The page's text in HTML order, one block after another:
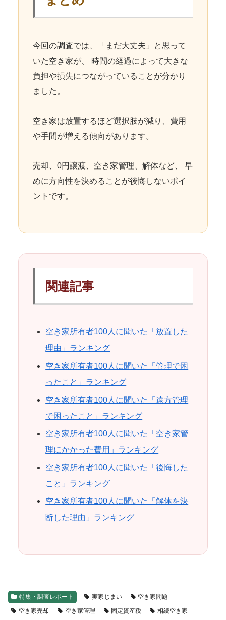
今回の調査では、「まだ大丈夫」と思って
いた空き家が、 時間の経過によって大きな
負担や損失につながっていることが分かり
ました。
空き家は放置するほど選択肢が減り、費用
や手間が増える傾向があります。
売却、0円譲渡、空き家管理、解体など、 早
めに方向性を決めることが後悔しないポイ
ントです。
関連記事
空き家所有者100人に聞いた「放置した
理由」ランキング
空き家所有者100人に聞いた「管理で困
ったこと」ランキング
空き家所有者100人に聞いた「遠方管理
で困ったこと」ランキング
空き家所有者100人に聞いた「空き家管
理にかかった費用」ランキング
空き家所有者100人に聞いた「後悔した
こと」ランキング
空き家所有者100人に聞いた「解体を決
断した理由」ランキング
特集・調査レポート 実家じまい
空き家問題
空き家売却
空き家管理 固定資産税
相続空き家